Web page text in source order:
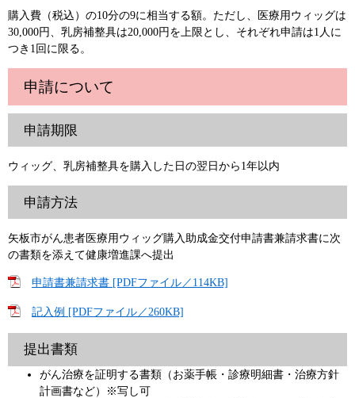
購入費（税込）の10分の9に相当する額。ただし、医療用ウィッグは
30,000円、乳房補整具は20,000円を上限とし、それぞれ申請は1人に
つき1回に限る。
申請について
申請期限
ウィッグ、乳房補整具を購入した日の翌日から1年以内
申請方法
矢板市がん患者医療用ウィッグ購入助成金交付申請書兼請求書に次
の書類を添えて健康増進課へ提出
申請書兼請求書 [PDFファイル／114KB]
記入例 [PDFファイル／260KB]
提出書類
がん治療を証明する書類（お薬手帳・診療明細書・治療方針
計画書など）※写し可